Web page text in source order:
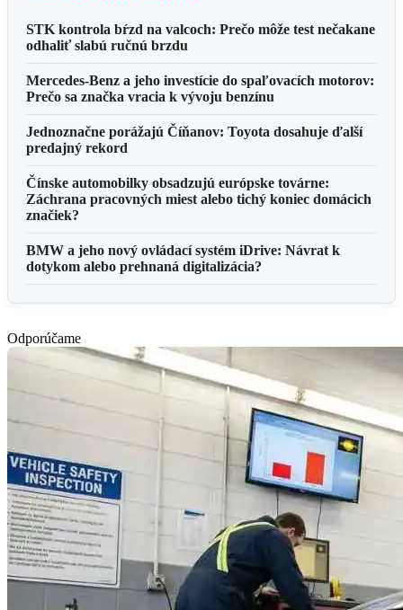
STK kontrola bŕzd na valcoch: Prečo môže test nečakane
odhaliť slabú ručnú brzdu
Mercedes-Benz a jeho investície do spaľovacích motorov:
Prečo sa značka vracia k vývoju benzínu
Jednoznačne porážajú Číňanov: Toyota dosahuje ďalší
predajný rekord
Čínske automobilky obsadzujú európske továrne:
Záchrana pracovných miest alebo tichý koniec domácich
značiek?
BMW a jeho nový ovládací systém iDrive: Návrat k
dotykom alebo prehnaná digitalizácia?
Odporúčame